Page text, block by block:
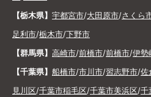
【栃木県】 宇都宮市/大田原市/さくら
足利市/栃木市/下野市
【群馬県】 高崎市/前橋市/前橋市/伊勢
【千葉県】 船橋市/市川市/習志野市/佐
見川区/千葉市稲毛区/千葉市美浜区/千